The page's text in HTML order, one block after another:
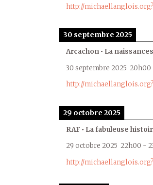
http://
30 septembre 2025
Arcachon • La
30 septembre 2025 20h00
http://
29 octobre 2025
RAF • La fabuleuse
29 octobre 2025 22h00 -
http://